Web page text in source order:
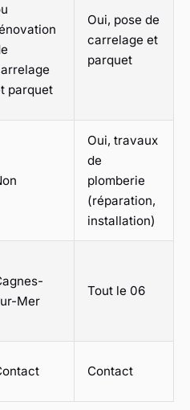
parquet
Oui, pose de
carrelage et
parquet
Oui, travaux
de
plomberie
(réparation,
installation)
Mer
Tout le 06
Contact